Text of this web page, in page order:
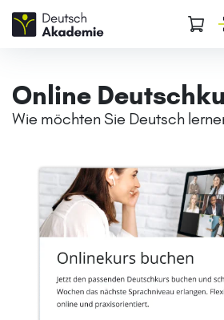
Online
Wie möchten Sie Deutsch